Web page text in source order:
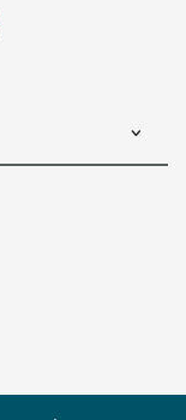
l’app di posta